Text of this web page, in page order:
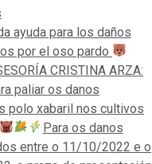
ayuda para los daños
por el oso pardo
CRISTINA ARZA:
paliar os danos
polo xabaril nos cultivos
Para os danos
entre o 11/10/2022 e o